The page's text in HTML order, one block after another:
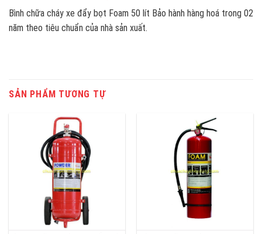
Bình chữa cháy xe đẩy bọt Foam 50 lít Bảo hành hàng hoá trong 02
năm theo tiêu chuẩn của nhà sản xuất.
SẢN PHẨM TƯƠNG TỰ